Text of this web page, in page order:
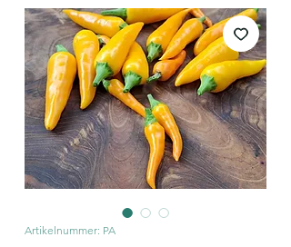
Artikelnummer: PA